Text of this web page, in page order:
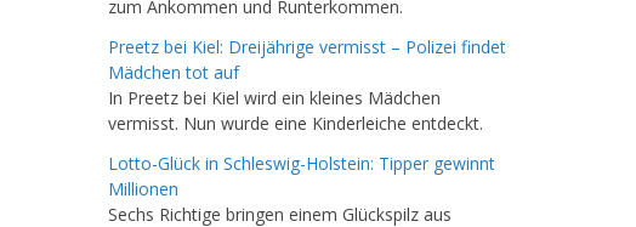
zum Ankommen und Runterkommen.
Preetz bei Kiel: Dreijährige vermisst – Polizei findet
Mädchen tot auf
In Preetz bei Kiel wird ein kleines Mädchen
vermisst. Nun wurde eine Kinderleiche entdeckt.
Lotto-Glück in Schleswig-Holstein: Tipper gewinnt
Millionen
Sechs Richtige bringen einem Glückspilz aus